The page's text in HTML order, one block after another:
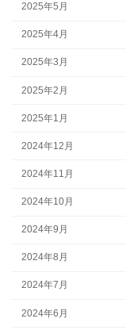
2025年5月
2025年4月
2025年3月
2025年2月
2025年1月
2024年12月
2024年11月
2024年10月
2024年9月
2024年8月
2024年7月
2024年6月